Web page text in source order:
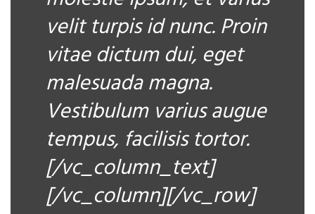
velit turpis id nunc. Proin
vitae dictum dui, eget
malesuada magna.
Vestibulum varius augue
tempus, facilisis tortor.
[/vc_column_text]
[/vc_column][/vc_row]